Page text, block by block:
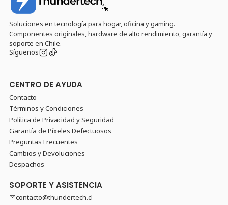
Soluciones en tecnología para hogar, oficina y gaming.
Componentes originales, hardware de alto rendimiento, garantía y
soporte en Chile.
Síguenos
CENTRO DE AYUDA
Contacto
Términos y Condiciones
Política de Privacidad y Seguridad
Garantía de Píxeles Defectuosos
Preguntas Frecuentes
Cambios y Devoluciones
Despachos
SOPORTE Y ASISTENCIA
contacto@thundertech.cl